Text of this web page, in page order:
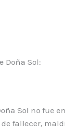
Doña Sol:
Sol no fue
fallecer,